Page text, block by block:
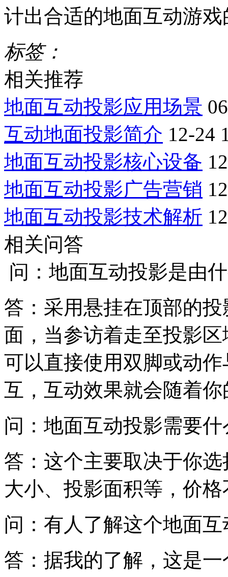
计出合适的地面互动游
标签：
相关推荐
地面互动投影应用场景
互动地面投影简介 12-24
地面互动投影核心设备
地面互动投影广告营销
地面互动投影技术解析
相关问答
问：地面互动投影是由
答：采用悬挂在顶部的
面，当参访着走至投影
可以直接使用双脚或动
互，互动效果就会随着
问：地面互动投影需要
答：这个主要取决于你
大小、投影面积等，价格
问：有人了解这个地面
答：据我的了解，这是